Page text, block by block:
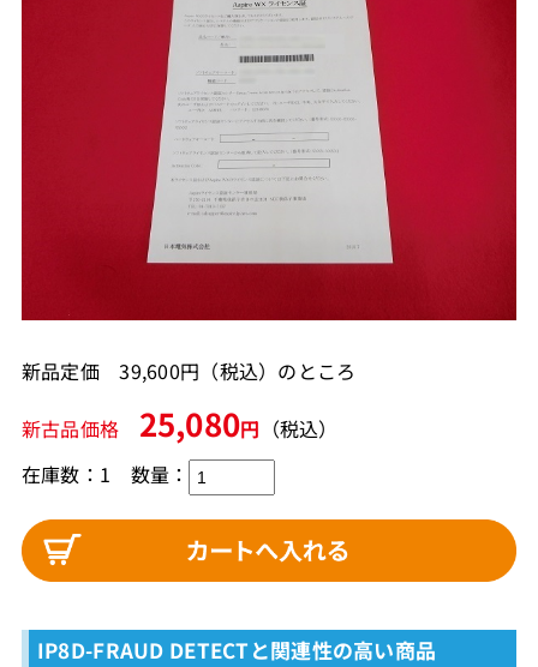
新品定価 39,600円（税込）のところ
新古品価格 25,080円 （税込）
在庫数：1 数量：
IP8D-FRAUD DETECTと関連性の高い商品